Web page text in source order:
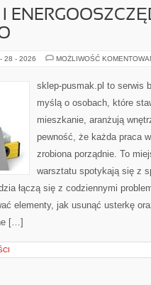
28 - 2026 MOŻLIWOŚĆ
sklep-pusmak.pl to serwis
myślą o osobach, które
mieszkanie, aranżują
pewność, że każda praca
zrobiona porządnie. To
warsztatu spotykają się z
łączą się z codziennymi
elementy, jak usunąć usterkę
[…]